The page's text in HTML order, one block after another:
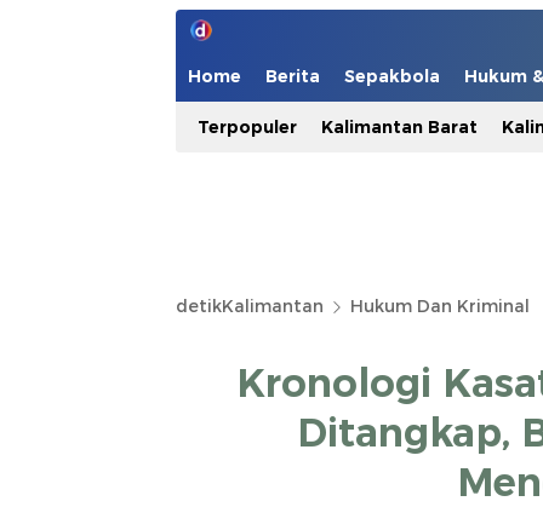
Home Berita Sepakbola Hukum
Terpopuler Kalimantan Barat
detikKalimantan Hukum Dan Kriminal
Kronologi
Ditangkap,